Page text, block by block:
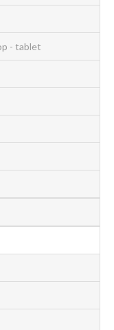
- tablet